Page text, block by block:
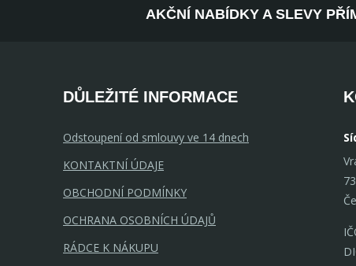
AKČNÍ NABÍDKY A SLEVY
DŮLEŽITÉ INFORMACE
Odstoupení od smlouvy ve 14 dnech
KONTAKTNÍ ÚDAJE
OBCHODNÍ PODMÍNKY
OCHRANA OSOBNÍCH ÚDAJŮ
RÁDCE K NÁKUPU